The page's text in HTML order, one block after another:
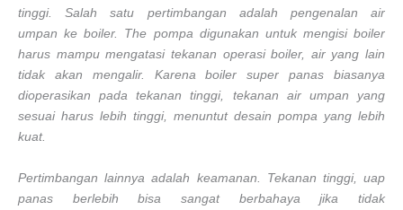
tinggi. Salah satu pertimbangan adalah pengenalan air
umpan ke boiler. The pompa digunakan untuk mengisi boiler
harus mampu mengatasi tekanan operasi boiler, air yang lain
tidak akan mengalir. Karena boiler super panas biasanya
dioperasikan pada tekanan tinggi, tekanan air umpan yang
sesuai harus lebih tinggi, menuntut desain pompa yang lebih
kuat.
Pertimbangan lainnya adalah keamanan. Tekanan tinggi, uap
panas berlebih bisa sangat berbahaya jika tidak